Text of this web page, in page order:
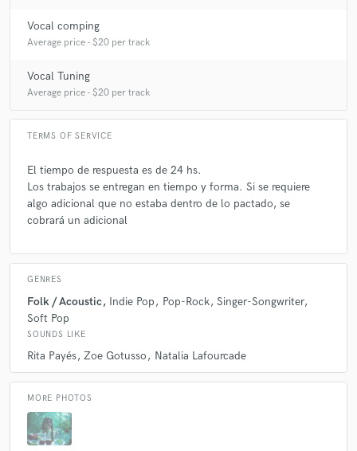
Vocal comping
Average price - $20 per track
Vocal Tuning
Average price - $20 per track
TERMS OF SERVICE
El tiempo de respuesta es de 24 hs.
Los trabajos se entregan en tiempo y forma. Si se requiere
algo adicional que no estaba dentro de lo pactado, se
cobrará un adicional
GENRES
Folk / Acoustic Indie Pop Pop-Rock Singer-Songwriter
Soft Pop
SOUNDS LIKE
Rita Payés Zoe Gotusso Natalia Lafourcade
MORE PHOTOS